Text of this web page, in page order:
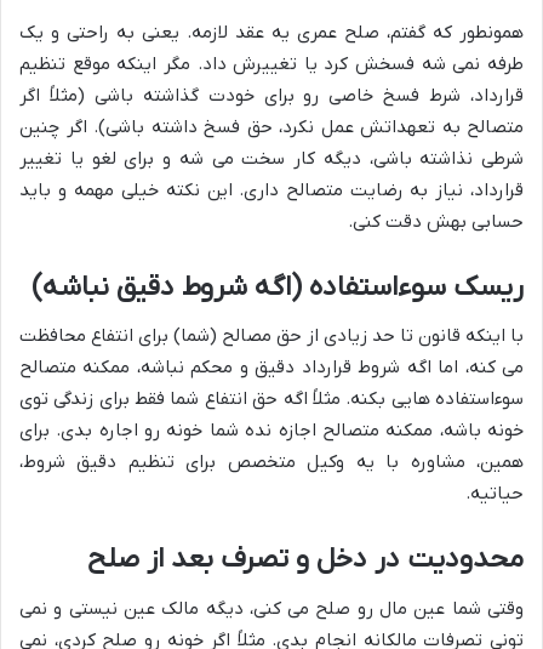
همونطور که گفتم، صلح عمری یه عقد لازمه. یعنی به راحتی و یک
طرفه نمی شه فسخش کرد یا تغییرش داد. مگر اینکه موقع تنظیم
قرارداد، شرط فسخ خاصی رو برای خودت گذاشته باشی (مثلاً اگر
متصالح به تعهداتش عمل نکرد، حق فسخ داشته باشی). اگر چنین
شرطی نذاشته باشی، دیگه کار سخت می شه و برای لغو یا تغییر
قرارداد، نیاز به رضایت متصالح داری. این نکته خیلی مهمه و باید
حسابی بهش دقت کنی.
ریسک سوءاستفاده (اگه شروط دقیق نباشه)
با اینکه قانون تا حد زیادی از حق مصالح (شما) برای انتفاع محافظت
می کنه، اما اگه شروط قرارداد دقیق و محکم نباشه، ممکنه متصالح
سوءاستفاده هایی بکنه. مثلاً اگه حق انتفاع شما فقط برای زندگی توی
خونه باشه، ممکنه متصالح اجازه نده شما خونه رو اجاره بدی. برای
همین، مشاوره با یه وکیل متخصص برای تنظیم دقیق شروط،
حیاتیه.
محدودیت در دخل و تصرف بعد از صلح
وقتی شما عین مال رو صلح می کنی، دیگه مالک عین نیستی و نمی
تونی تصرفات مالکانه انجام بدی. مثلاً اگر خونه رو صلح کردی، نمی